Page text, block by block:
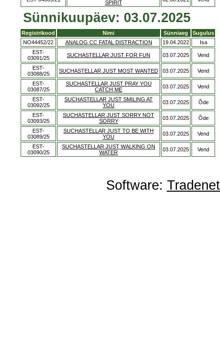
SPIRIT
Sünnikuupäev: 03.07.2025
Registrikood Nimi Sünniaeg
Sugulus
NO44452/22
ANALOG CC FATAL DISTRACTION 19.04.2022
Isa
EST-
03091/25
SUCHASTELLAR JUST FOR FUN 03.07.2025 Vend
EST-
03088/25
SUCHASTELLAR JUST MOST WANTED 03.07.2025 Vend
EST-
03087/25
SUCHASTELLAR JUST PRAY YOU
CATCH ME
03.07.2025 Vend
EST-
03092/25
SUCHASTELLAR JUST SMILING AT
YOU
03.07.2025 Õde
EST-
03093/25
SUCHASTELLAR JUST SORRY NOT
SORRY
03.07.2025 Õde
EST-
03089/25
SUCHASTELLAR JUST TO BE WITH
YOU
03.07.2025 Vend
EST-
03090/25
SUCHASTELLAR JUST WALKING ON
WATER
03.07.2025 Vend
Software: